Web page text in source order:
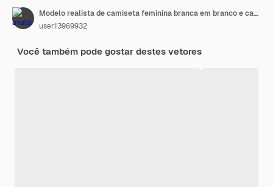
Modelo realista de camiseta feminina branca em branco e camiseta branca com o rótulo olá verão distintivo vetor
user13969932
Você também pode gostar destes vetores